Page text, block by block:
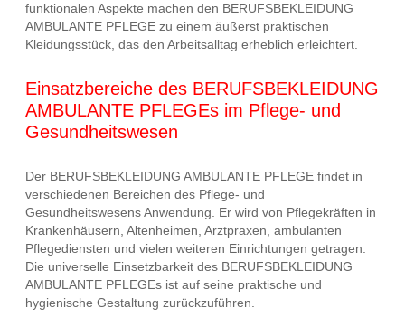
funktionalen Aspekte machen den BERUFSBEKLEIDUNG
AMBULANTE PFLEGE zu einem äußerst praktischen
Kleidungsstück, das den Arbeitsalltag erheblich erleichtert.
Einsatzbereiche des BERUFSBEKLEIDUNG
AMBULANTE PFLEGEs im Pflege- und
Gesundheitswesen
Der BERUFSBEKLEIDUNG AMBULANTE PFLEGE findet in
verschiedenen Bereichen des Pflege- und
Gesundheitswesens Anwendung. Er wird von Pflegekräften in
Krankenhäusern, Altenheimen, Arztpraxen, ambulanten
Pflegediensten und vielen weiteren Einrichtungen getragen.
Die universelle Einsetzbarkeit des BERUFSBEKLEIDUNG
AMBULANTE PFLEGEs ist auf seine praktische und
hygienische Gestaltung zurückzuführen.